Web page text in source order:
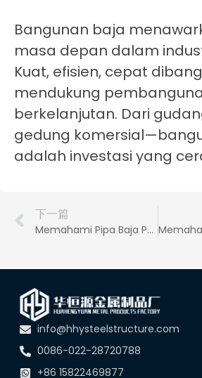
Bangunan baja
masa depan dalam
Kuat, efisien, cepat
mendukung
berkelanjutan. Dari
gedung
adalah investasi yang
下一篇
Memahami Pipa Baja Persegi dan Kotak: Jenis, Aplikasi, dan Spesifikasi
info@hhysteelstructure.com
0086-022-28720788
+86 15822469877